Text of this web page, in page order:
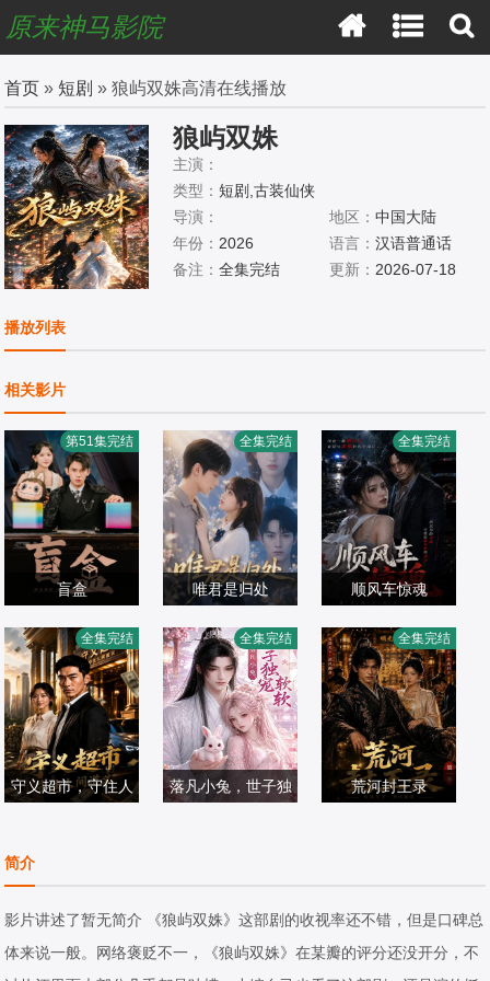
原来神马影院
首页 »短剧 » 狼屿双姝高清在线播放
狼屿双姝
主演：
类型：短剧,古装仙侠
导演：
地区： 中国大陆
年份： 2026 语言： 汉语普通话
备注：全集完结 更新： 2026-07-18
播放列表
相关影片
盲盒
短剧
2025/中国大陆
第51集完结
唯君是归处
短剧
2026/中国大陆
全集完结
顺风车惊魂
短剧
2026/中国大陆
全集完结
守义超市，守住人
短剧
2026/中国大陆
全集完结
落凡小兔，世子独
2026/中国大陆
全集完结
荒河封王录
2026/中国大陆
全集完结
简介
影片讲述了暂无简介 《狼屿双姝》这部剧的收视率还不错，但是口碑总
体来说一般。网络褒贬不一，《狼屿双姝》在某瓣的评分还没开分，不